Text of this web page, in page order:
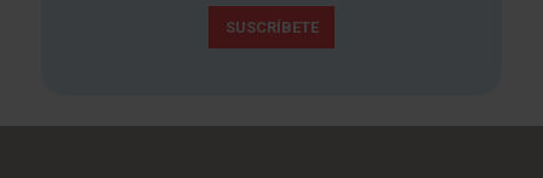
SUSCRÍBETE